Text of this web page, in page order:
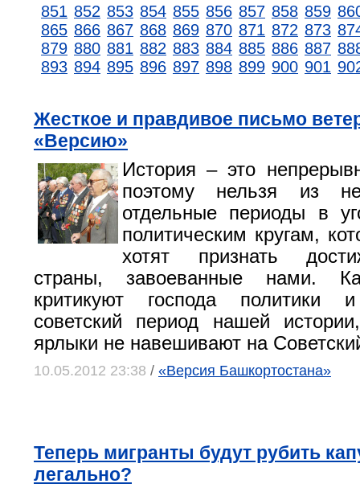
851 852 853 854 855 856 857 858 859
865 866 867 868 869 870 871 872 873
879 880 881 882 883 884 885 886 887
893 894 895 896 897 898 899 900 901
Жесткое и правдивое письмо
«Версию»
История – это
поэтому нельзя из
отдельные периоды в
политическим кругам,
хотят признать
страны, завоеванные нами.
критикуют господа политики
советский период нашей
ярлыки не навешивают на
10.05.2012 23:38 / «Версия Башкортостана»
Теперь мигранты будут рубить
легально?